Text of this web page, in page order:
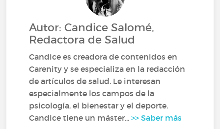
Autor: Candice Salomé,
Redactora de Salud
Candice es creadora de contenidos en
Carenity y se especializa en la redacción
de artículos de salud. Le interesan
especialmente los campos de la
psicología, el bienestar y el deporte.
Candice tiene un máster...>> Saber más